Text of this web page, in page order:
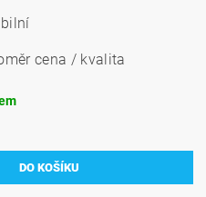
cena / kvalita